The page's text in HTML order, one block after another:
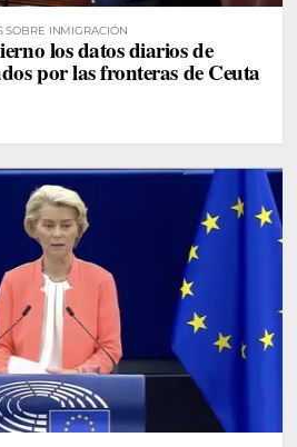
SOBRE INMIGRACIÓN
los datos diarios de
por las fronteras de Ceuta